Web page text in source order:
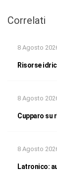
Correlati
8 Agosto
Risorse
8 Agosto
Cupparo su
8 Agosto
Latronico: